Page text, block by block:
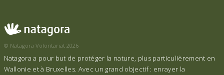
© Natagora Volontariat 2026
Natagora a pour but de protéger la nature, plus particulièrement en
Wallonie et à Bruxelles. Avec un grand objectif : enrayer la